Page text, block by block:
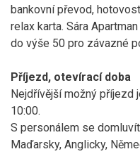
bankovní převod,
relax karta. Sára
do výše 50 pro závazné
Příjezd, otevírací doba
Nejdřívější možný příjezd
10:00.
S personálem se
Maďarsky, Anglicky,